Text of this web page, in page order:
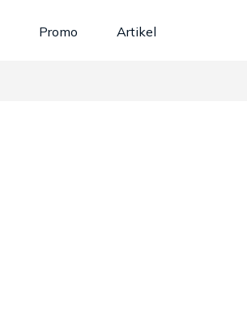
Promo Artikel